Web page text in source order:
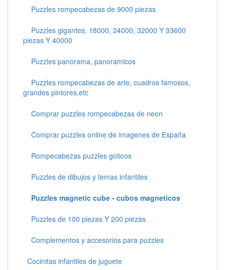
Puzzles rompecabezas de 9000 piezas
Puzzles gigantes, 18000, 24000, 32000 Y 33600
piezas Y 40000
Puzzles panorama, panoramicos
Puzzles rompecabezas de arte, cuadros famosos,
grandes pintores,etc
Comprar puzzles rompecabezas de neon
Comprar puzzles online de imagenes de España
Rompecabezas puzzles goticos
Puzzles de dibujos y temas infantiles
Puzzles magnetic cube - cubos magneticos
Puzzles de 100 piezas Y 200 piezas
Complementos y accesorios para puzzles
Cocinitas infantiles de juguete